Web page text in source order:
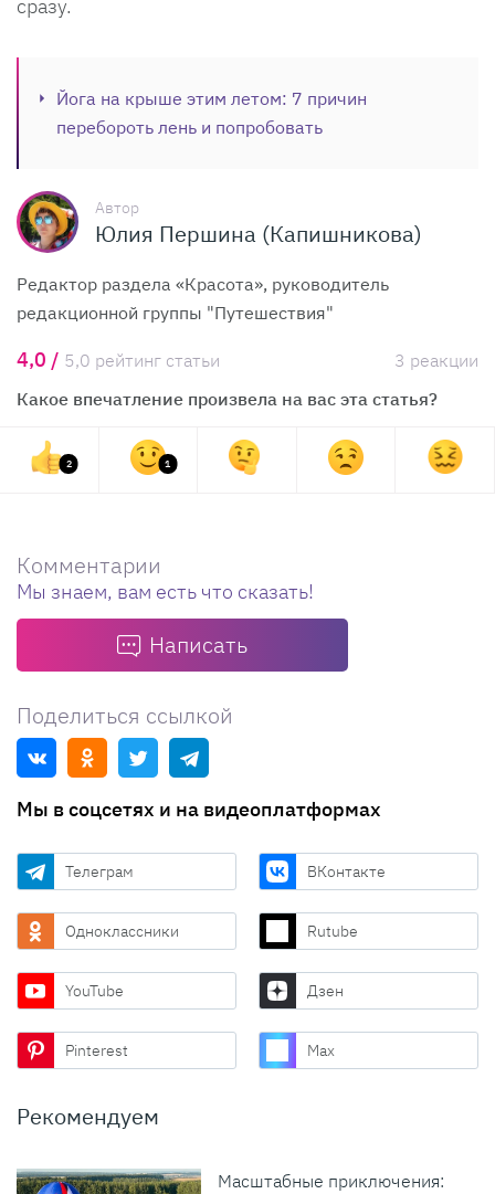
сразу.
Йога на крыше этим летом: 7 причин
перебороть лень и попробовать
Автор
Юлия Першина (Капишникова)
Редактор раздела «Красота», руководитель
редакционной группы "Путешествия"
4,0 / 5,0 рейтинг статьи
3 реакции
Какое впечатление произвела на вас эта статья?
2 1
Комментарии
Мы знаем, вам есть что сказать!
Написать
Поделиться ссылкой
Мы в соцсетях и на видеоплатформах
Телеграм ВКонтакте
Одноклассники Rutube
YouTube Дзен
Pinterest Max
Рекомендуем
Масштабные приключения: